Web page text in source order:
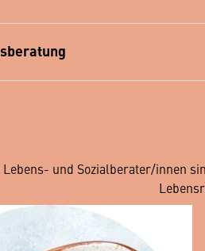
und Sozialberater/innen